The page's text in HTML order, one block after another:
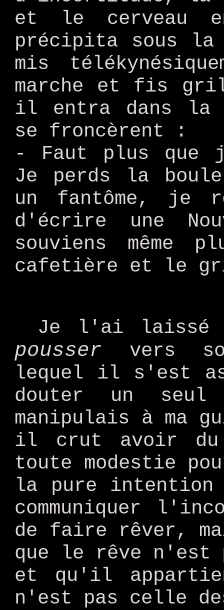
et le cerveau
précipita sous la
mis
marche et fis
il entra dans la
se froncèrent :
- Faut plus que
Je perds la
un fantôme, je
d'écrire une
souviens même
cafetière et le
Je l'ai laissé
pousser vers
lequel il s'est
douter un
manipulais à ma
il crut avoir
toute modestie
la pure intention
communiquer
de faire rêver,
que le rêve n'est
et qu'il
n'est pas celle